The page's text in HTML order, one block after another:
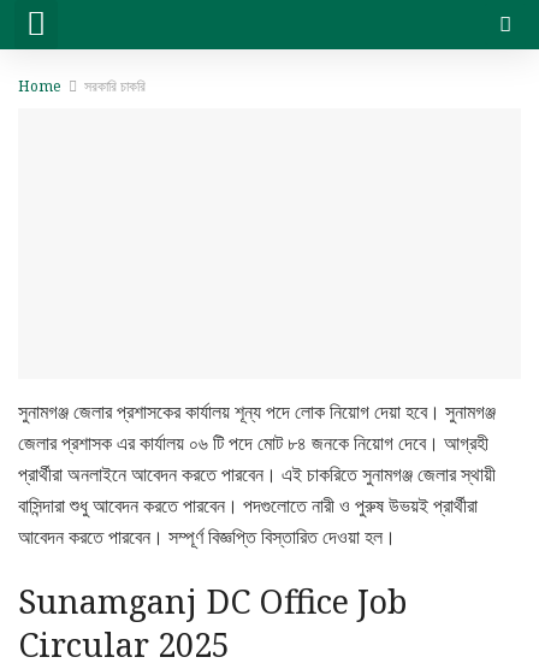
Home সরকারি চাকরি
সুনামগঞ্জ জেলার প্রশাসকের কার্যালয় শূন্য পদে লোক নিয়োগ দেয়া হবে। সুনামগঞ্জ
জেলার প্রশাসক এর কার্যালয় ০৬ টি পদে মোট ৮৪ জনকে নিয়োগ দেবে। আগ্রহী
প্রার্থীরা অনলাইনে আবেদন করতে পারবেন। এই চাকরিতে সুনামগঞ্জ জেলার স্থায়ী
বাসিন্দারা শুধু আবেদন করতে পারবেন। পদগুলোতে নারী ও পুরুষ উভয়ই প্রার্থীরা
আবেদন করতে পারবেন। সম্পূর্ণ বিজ্ঞপ্তি বিস্তারিত দেওয়া হল।
Sunamganj DC Office Job
Circular 2025